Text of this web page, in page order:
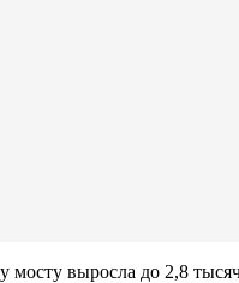
мосту выросла до 2,8